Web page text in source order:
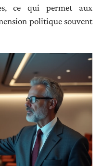
ce qui permet aux
politique souvent